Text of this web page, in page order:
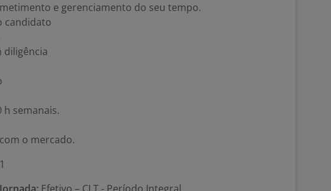
e gerenciamento do seu tempo.
candidato
diligência
h semanais.
o mercado.
1